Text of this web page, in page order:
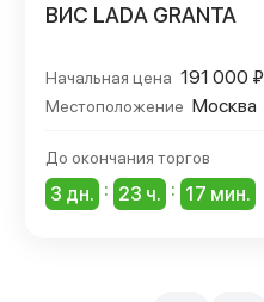
ВИС LADA GRANTA
Начальная цена 191 000 ₽
Местоположение Москва
До окончания торгов
3 дн. : 23 ч. : 17 мин.